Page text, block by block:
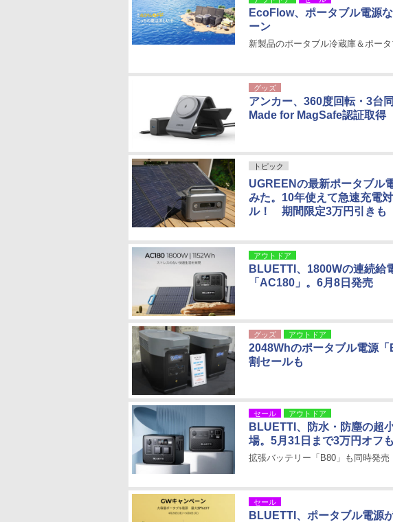
EcoFlow、ポータブル電源
ーン
新製品のポータブル冷蔵庫＆ポー
グッズ
アンカー、360度回転・3台
Made for MagSafe認証取得
トピック
UGREENの最新ポータブル
みた。10年使えて急速充電
ル！ 期間限定3万円引きも
アウトドア
BLUETTI、1800Wの連続給
「AC180」。6月8日発売
グッズ アウトドア
2048Whのポータブル電源
割セールも
セール アウトドア
BLUETTI、防水・防塵の超
場。5月31日まで3万円オフも
拡張バッテリー「B80」も同時発売
セール
BLUETTI、ポータブル電源